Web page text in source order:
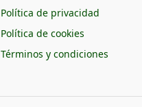
Política de privacidad
Política de cookies
Términos y condiciones